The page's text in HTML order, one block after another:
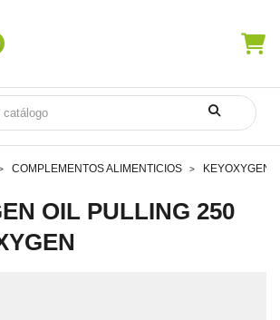
COMPLEMENTOS ALIMENTICIOS KEYOXYGEN
OIL PULLING 250